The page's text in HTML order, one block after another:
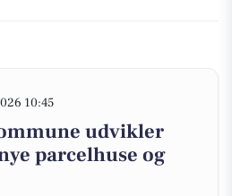
10:45
udvikler
parcelhuse og